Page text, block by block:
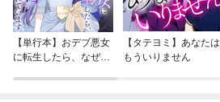
【単行本】おデブ悪女
に転生したら、なぜか
【タテヨミ】あなたは
もういりません